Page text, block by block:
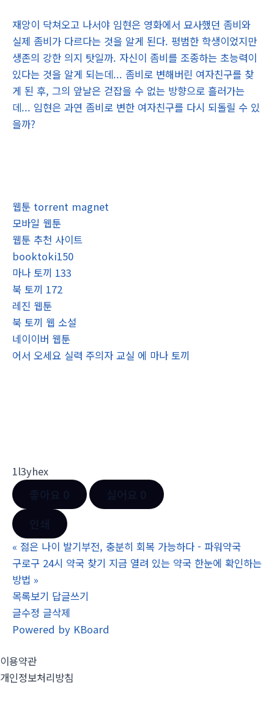
재앙이 닥쳐오고 나서야 임현은 영화에서 묘사했던 좀비와
실제 좀비가 다르다는 것을 알게 된다. 평범한 학생이었지만
생존의 강한 의지 탓일까. 자신이 좀비를 조종하는 초능력이
있다는 것을 알게 되는데... 좀비로 변해버린 여자친구를 찾
게 된 후, 그의 앞날은 걷잡을 수 없는 방향으로 흘러가는
데... 임현은 과연 좀비로 변한 여자친구를 다시 되돌릴 수 있
을까?
웹툰 torrent magnet
모바일 웹툰
웹툰 추천 사이트
booktoki150
마나 토끼 133
북 토끼 172
레진 웹툰
북 토끼 웹 소설
네이이버 웹툰
어서 오세요 실력 주의자 교실 에 마나 토끼
1l3yhex
« 젊은 나이 발기부전, 충분히 회복 가능하다 - 파워약국
구로구 24시 약국 찾기 지금 열려 있는 약국 한눈에 확인하는
방법 »
목록보기 답글쓰기
글수정 글삭제
Powered by KBoard
이용약관
개인정보처리방침